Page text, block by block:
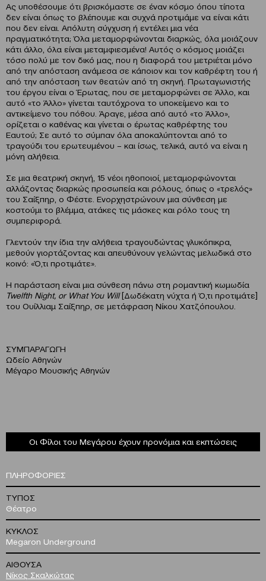
Ας υποθέσουμε ότι βρισκόμαστε σε έναν κόσμο όπου τίποτα
δεν είναι όπως το βλέπουμε και συχνά προτιμάμε να είναι κάτι
που δεν είναι. Απόλυτη σύγχυση ή εντέλει μια νέα
πραγματικότητα; Όλα μεταμορφώνονται διαρκώς, όλα μοιάζουν
κάτι άλλο, όλα είναι μεταμφιεσμένα! Αυτός ο κόσμος μοιάζει
τόσο πολύ με τον δικό μας, που η διαφορά του μετριέται μόνο
από την απόσταση ανάμεσα σε κάποιον και τον καθρέφτη του ή
από την απόσταση των θεατών από τη σκηνή. Πρωταγωνιστής
του έργου είναι ο Έρωτας, που σε μεταμορφώνει σε Άλλο, και
αυτό «το Άλλο» γίνεται ταυτόχρονα το υποκείμενο και το
αντικείμενο του πόθου. Άραγε, μέσα από αυτό «το Άλλο»,
ορίζεται ο καθένας και γίνεται ο έρωτας καθρέφτης του
Εαυτού; Σε αυτό το σύμπαν όλα αποκαλύπτονται από το
τραγούδι του ερωτευμένου – και ίσως, τελικά, αυτό να είναι η
μόνη αλήθεια.
Σε μια θεατρική σκηνή, 15 νέοι ηθοποιοί, μεταμορφώνονται
αλλάζοντας διαρκώς προσωπεία και ρόλους, όπως ο «τρελός»
του Σαίξπηρ, ο Φέστε. Ενορχηστρώνουν μια σύνθεση με
κοστούμι το βλέμμα, ατάκες τις μάσκες και ρόλο τους τη
συμπεριφορά.
Γλεντούν την ίδια την αλήθεια τραγουδώντας γλυκόπικρα,
μεθούν γιορτάζοντας και απευθύνουν γελώντας μελωδικά στο
κοινό: «Ό,τι προτιμάτε».
H παράσταση είναι μια σύνθεση πάνω στη ρομαντική κωμωδία
Twelfth Night, or What You Will[Δωδέκατη νύχτα ή Ό,τι προτιμάτε]
του Ουίλλιαμ Σαίξπηρ, σε μετάφραση Νίκου Χατζόπουλου.
ΣΥΜΠΑΡΑΓΩΓΗ
Ωδείο Αθηνών
Μέγαρο Μουσικής Αθηνών
Οι Φίλοι του Μεγάρου έχουν προνόμια και εκπτώσεις
ΠΛΗΡΟΦΟΡΙΕΣ
ΤΥΠΟΣ
Θέατρο
ΚΥΚΛΟΣ
Megaron Underground
ΑΙΘΟΥΣΑ
Νίκος Σκαλκώτας